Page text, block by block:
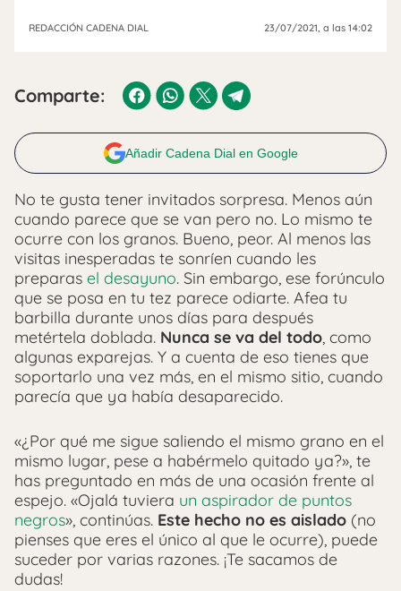
REDACCIÓN CADENA DIAL 23/07/2021, a las 14:02
Comparte:
Añadir Cadena Dial en Google
No te gusta tener invitados sorpresa. Menos aún
cuando parece que se van pero no. Lo mismo te
ocurre con los granos. Bueno, peor. Al menos las
visitas inesperadas te sonríen cuando les
preparas el desayuno. Sin embargo, ese forúnculo
que se posa en tu tez parece odiarte. Afea tu
barbilla durante unos días para después
metértela doblada. Nunca se va del todo, como
algunas exparejas. Y a cuenta de eso tienes que
soportarlo una vez más, en el mismo sitio, cuando
parecía que ya había desaparecido.
«¿Por qué me sigue saliendo el mismo grano en el
mismo lugar, pese a habérmelo quitado ya?», te
has preguntado en más de una ocasión frente al
espejo. «Ojalá tuviera un aspirador de puntos
negros», continúas. Este hecho no es aislado (no
pienses que eres el único al que le ocurre), puede
suceder por varias razones. ¡Te sacamos de
dudas!